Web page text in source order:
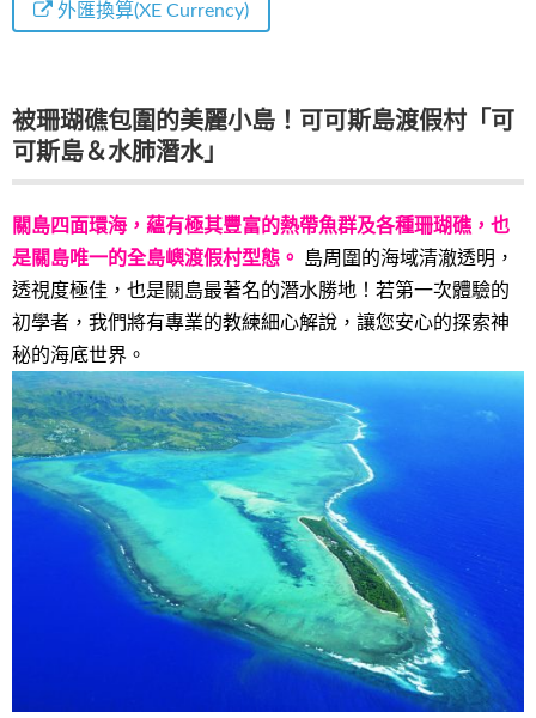
外匯換算(XE Currency)
被珊瑚礁包圍的美麗小島！可可斯島渡假村「可
可斯島＆水肺潛水」
關島四面環海，蘊有極其豐富的熱帶魚群及各種珊瑚礁，也
是關島唯一的全島嶼渡假村型態。 島周圍的海域清澈透明，
透視度極佳，也是關島最著名的潛水勝地！若第一次體驗的
初學者，我們將有專業的教練細心解說，讓您安心的探索神
秘的海底世界。